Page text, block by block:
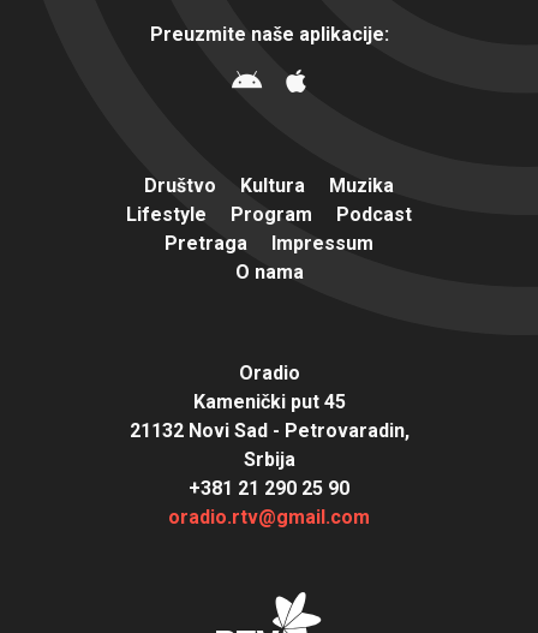
Preuzmite naše aplikacije:
Društvo Kultura
Muzika
Lifestyle
Program
Podcast
Pretraga
Impressum
O nama
Oradio
Kamenički put 45
21132 Novi Sad - Petrovaradin,
Srbija
+381 21 290 25 90
oradio.rtv@gmail.com